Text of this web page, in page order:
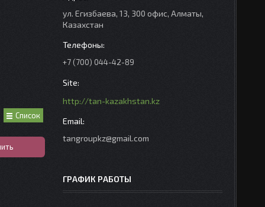
Список
ул. Егизбаева, 13, 300 офис, Алматы,
Казахстан
+7 (700) 044-42-89
http://tan-kazakhstan.kz
tangroupkz@gmail.com
ГРАФИК РАБОТЫ